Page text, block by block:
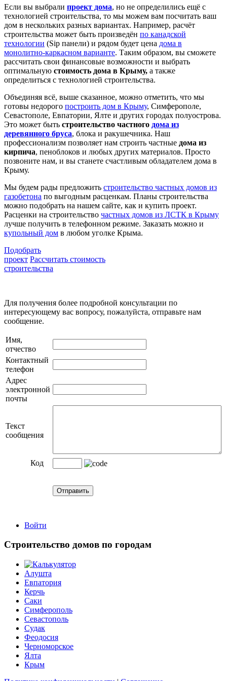
Если вы выбрали проект дома, но не определились ещё с
технологией строительства, то мы можем вам посчитать ваш
дом в нескольких разных вариантах. Например, расчёт
строительства может быть произведён по канадской
технологии (Sip панели) и рядом будет цена дома в
монолитно-каркасном варианте. Таким образом, вы сможете
рассчитать свои финансовые возможности и выбрать
оптимальную стоимость дома в Крыму, а также
определиться с технологией строительства.
Объединяя всё, выше сказанное, можно отметить, что мы
готовы недорого построить дом в Крыму, Симферополе,
Севастополе, Евпатории, Ялте и других городах полуострова.
Это может быть строительство частного дома из
деревянного бруса, блока и ракушечника. Наш
профессионализм позволяет нам строить частные дома из
кирпича, пеноблоков и любых других материалов. Просто
позвоните нам, и вы станете счастливым обладателем дома в
Крыму.
Мы будем рады предложить строительство частных домов из
газобетона по выгодным расценкам. Планы строительства
можно подобрать на нашем сайте, как и купить проект.
Расценки на строительство частных домов из ЛСТК в Крыму
лучше получить в телефонном режиме. Заказать можно и
купольный дом в любом уголке Крыма.
Подобрать
проект Рассчитать стоимость
строительства
Для получения более подробной консультации по
интересующему вас вопросу, пожалуйста, отправьте нам
сообщение.
Имя,
отчество
Контактный
телефон
Адрес
электронной
почты
Текст
сообщения
Код
Войти
Строительство домов по городам
Алушта
Евпатория
Керчь
Саки
Симферополь
Севастополь
Судак
Феодосия
Черноморское
Ялта
Крым